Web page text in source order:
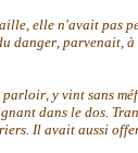
, elle n'avait pas
danger, parvenait, à
parloir, y vint sans
dans le dos.
Il avait aussi